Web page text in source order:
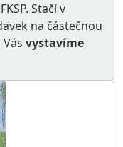
Stačí v
na částečnou
vystavíme